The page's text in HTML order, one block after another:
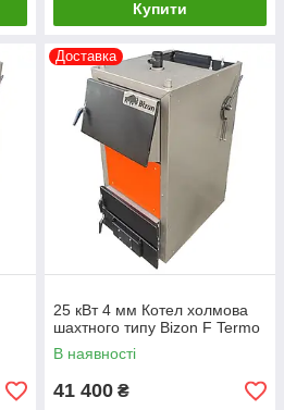
Купити
Доставка
25 кВт 4 мм Котел холмова
шахтного типу Bizon F Termo
В наявності
41 400 ₴